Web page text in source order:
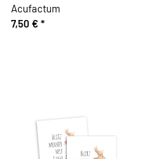
Acufactum
7,50 € *